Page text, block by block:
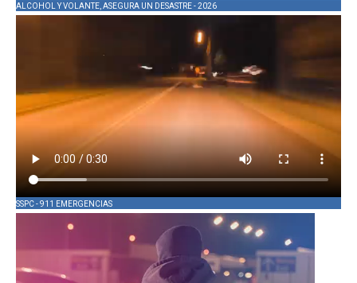
ALCOHOL Y VOLANTE, ASEGURA UN DESASTRE - 2026
SSPC - 911 EMERGENCIAS